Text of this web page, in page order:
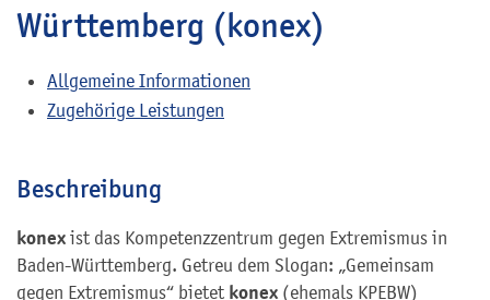
Württemberg (konex)
Allgemeine Informationen
Zugehörige Leistungen
Beschreibung
konex ist das Kompetenzzentrum gegen Extremismus in
Baden-Württemberg. Getreu dem Slogan: „Gemeinsam
gegen Extremismus“ bietet konex (ehemals KPEBW)